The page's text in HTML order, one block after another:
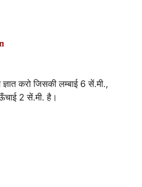
करो जिसकी लम्बाई 6 सें.मी.,
2 सें.मी. है।